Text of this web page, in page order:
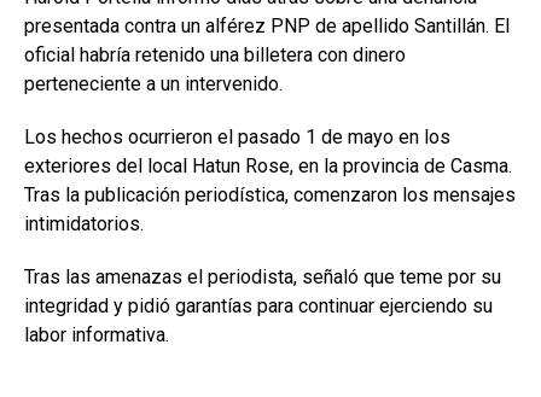
presentada contra un alférez PNP de apellido Santillán. El
oficial habría retenido una billetera con dinero
perteneciente a un intervenido.
Los hechos ocurrieron el pasado 1 de mayo en los
exteriores del local Hatun Rose, en la provincia de Casma.
Tras la publicación periodística, comenzaron los mensajes
intimidatorios.
Tras las amenazas el periodista, señaló que teme por su
integridad y pidió garantías para continuar ejerciendo su
labor informativa.